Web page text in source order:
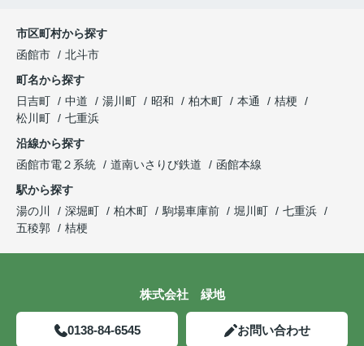
市区町村から探す
函館市
北斗市
町名から探す
日吉町
中道 湯川町 昭和 柏木町 本通
桔梗
松川町
七重浜
沿線から探す
函館市電２系統
道南いさりび鉄道
函館本線
駅から探す
湯の川
深堀町 柏木町 駒場車庫前 堀川町
七重浜
五稜郭
桔梗
株式会社 緑地
0138-84-6545 お問い合わせ